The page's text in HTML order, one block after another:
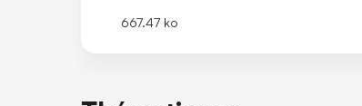
667.47 ko